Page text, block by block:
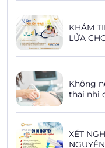
KHÁM
LỬA
Không
thai nhi
XÉT